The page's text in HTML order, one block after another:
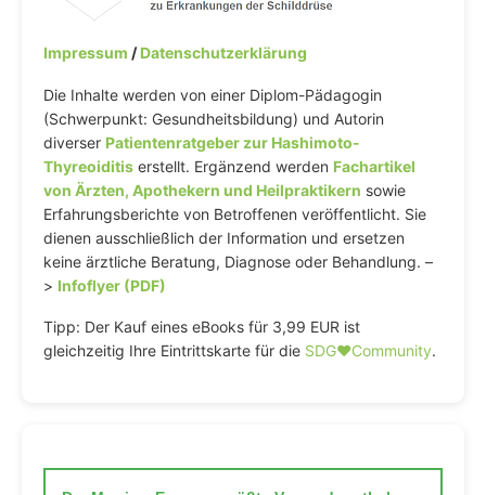
Impressum /Datenschutzerklärung
Die Inhalte werden von einer Diplom-Pädagogin
(Schwerpunkt: Gesundheitsbildung) und Autorin
diverser Patientenratgeber zur Hashimoto-
Thyreoiditis erstellt. Ergänzend werden Fachartikel
von Ärzten, Apothekern und Heilpraktikern sowie
Erfahrungsberichte von Betroffenen veröffentlicht. Sie
dienen ausschließlich der Information und ersetzen
keine ärztliche Beratung, Diagnose oder Behandlung. –
> Infoflyer (PDF)
Tipp: Der Kauf eines eBooks für 3,99 EUR ist
gleichzeitig Ihre Eintrittskarte für die SDG♥️Community.